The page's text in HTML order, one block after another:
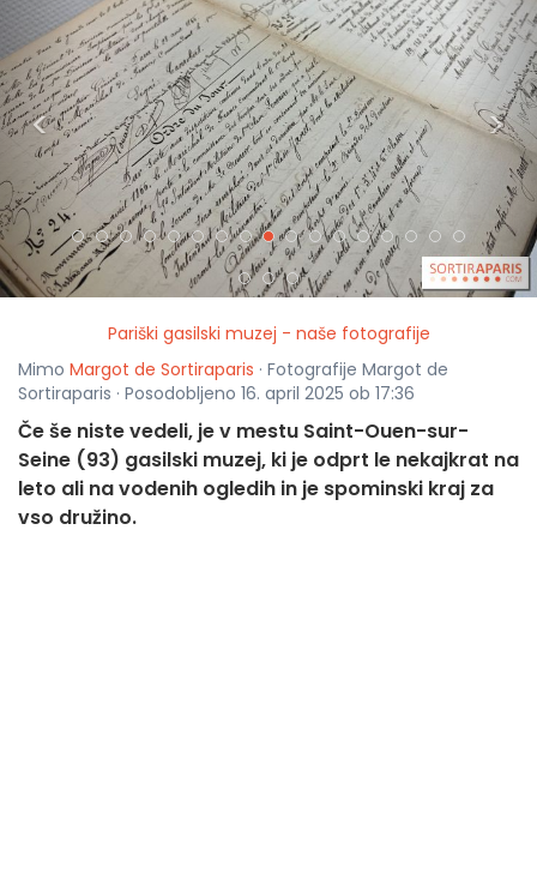
< >
Pariški gasilski muzej - naše fotografije
Mimo Margot de Sortiraparis · Fotografije Margot de
Sortiraparis · Posodobljeno 16. april 2025 ob 17:36
Če še niste vedeli, je v mestu Saint-Ouen-sur-
Seine (93) gasilski muzej, ki je odprt le nekajkrat na
leto ali na vodenih ogledih in je spominski kraj za
vso družino.